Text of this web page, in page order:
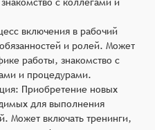
включения в рабочий
и ролей. Может
работы, знакомство с
и процедурами.
Приобретение новых
для выполнения
Может включать тренинги,